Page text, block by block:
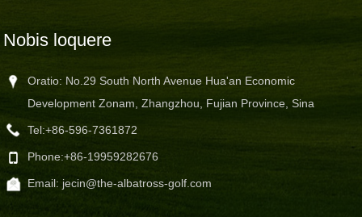
Nobis loquere
Oratio: No.29 South North Avenue Hua'an Economic
Development Zonam, Zhangzhou, Fujian Province, Sina
Tel:+86-596-7361872
Phone:+86-19959282676
Email: jecin@the-albatross-golf.com